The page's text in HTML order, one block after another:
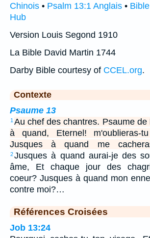
Chinois • Psalm 13:1 Anglais •
Hub
Version Louis Segond 1910
La Bible David Martin 1744
Darby Bible courtesy of CCEL.org.
Contexte
Psaume 13
1 Au chef des chantres. Psaume de
à quand, Eternel! m'oublieras-
Jusques à quand me
2Jusques à quand aurai-je des
âme, Et chaque jour des
coeur? Jusques à quand mon
contre moi?…
Références Croisées
Job 13:24